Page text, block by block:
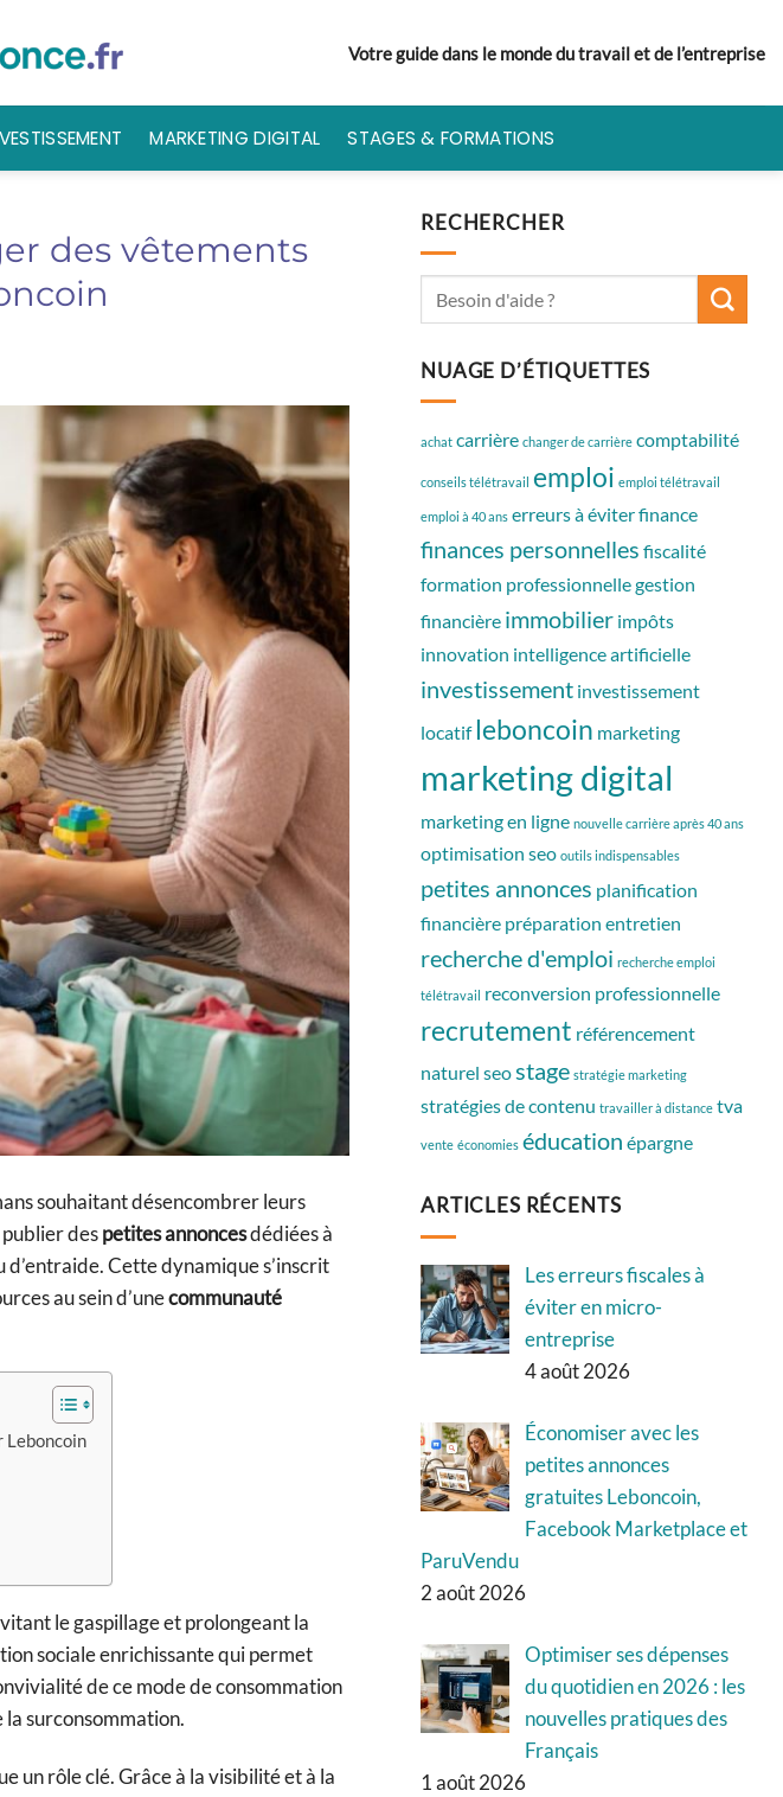
Votre guide dans le monde du travail et de l’entreprise
MARKETING DIGITAL STAGES & FORMATIONS
des vêtements
souhaitant désencombrer leurs
publier despetites annoncesdédiées à
Cette dynamique s’inscrit
au sein d’unecommunauté
Leboncoin
le gaspillage et prolongeant la
sociale enrichissante qui permet
de ce mode de consommation
la surconsommation.
un rôle clé. Grâce à la visibilité et à la
RECHERCHER
NUAGE D’ÉTIQUETTES
achat carrière changer de carrière comptabilité
conseils télétravail emploi emploi télétravail
emploi à 40 ans erreurs à éviterfinance
finances personnelles fiscalité
formation professionnellegestion
financière immobilier impôts
innovation intelligence artificielle
investissement investissement
locatif leboncoin marketing
marketing digital
marketing en ligne nouvelle carrière après 40 ans
optimisation seo outils indispensables
petites annonces planification
financière préparation entretien
recherche d'emploi recherche emploi
télétravail reconversion professionnelle
recrutement référencement
naturel seostage stratégie marketing
stratégies de contenu travailler à distance tva
vente économies éducation épargne
ARTICLES RÉCENTS
Les erreurs fiscales à
éviter en micro-
entreprise
4 août 2026
Économiser avec les
petites annonces
gratuites Leboncoin,
Facebook Marketplace et
ParuVendu
2 août 2026
Optimiser ses dépenses
du quotidien en 2026 : les
nouvelles pratiques des
Français
1 août 2026